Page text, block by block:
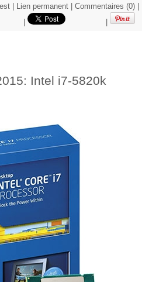
Lien permanent Commentaires (0)
Intel i7-5820k